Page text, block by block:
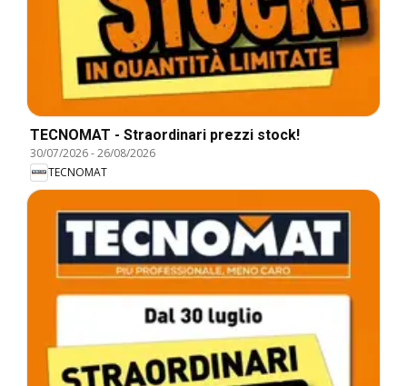
TECNOMAT - Straordinari prezzi stock!
30/07/2026-26/08/2026
TECNOMAT